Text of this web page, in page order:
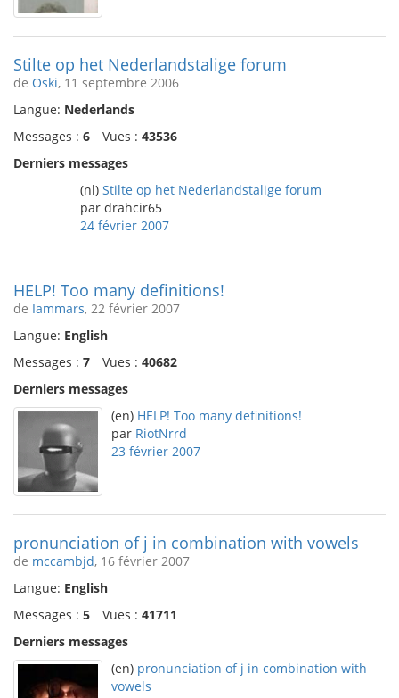
Stilte op het Nederlandstalige forum
de Oski, 11 septembre 2006
Langue: Nederlands
Messages : 6 Vues : 43536
Derniers messages
(nl) Stilte op het Nederlandstalige forum
par drahcir65
24 février 2007
HELP! Too many definitions!
de Iammars, 22 février 2007
Langue: English
Messages : 7 Vues : 40682
Derniers messages
(en) HELP! Too many definitions!
par RiotNrrd
23 février 2007
pronunciation of j in combination with vowels
de mccambjd, 16 février 2007
Langue: English
Messages : 5 Vues : 41711
Derniers messages
(en) pronunciation of j in combination with
vowels